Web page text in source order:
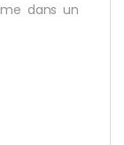
dans un